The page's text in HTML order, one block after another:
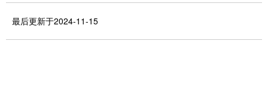
最后更新于2024-11-15